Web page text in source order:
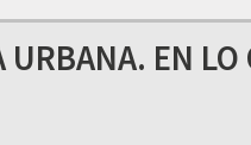
EN LO